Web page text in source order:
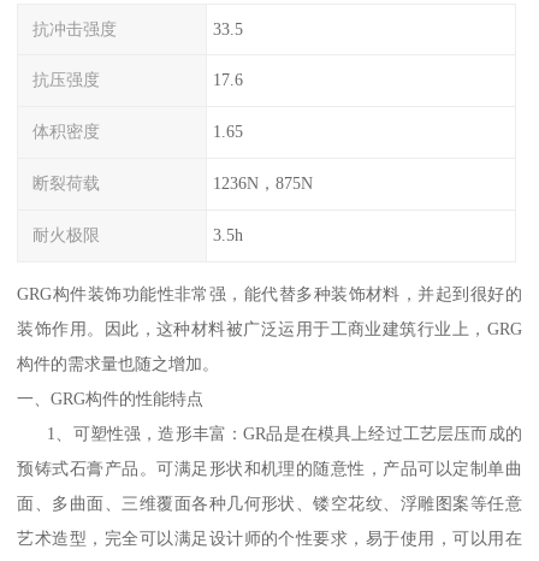
抗冲击强度 33.5
抗压强度 17.6
体积密度 1.65
断裂荷载 1236N，875N
耐火极限 3.5h
GRG构件装饰功能性非常强，能代替多种装饰材料，并起到很好的
装饰作用。因此，这种材料被广泛运用于工商业建筑行业上，GRG
构件的需求量也随之增加。
一、GRG构件的性能特点
1、可塑性强，造形丰富：GR品是在模具上经过工艺层压而成的
预铸式石膏产品。可满足形状和机理的随意性，产品可以定制单曲
面、多曲面、三维覆面各种几何形状、镂空花纹、浮雕图案等任意
艺术造型，完全可以满足设计师的个性要求，易于使用，可以用在